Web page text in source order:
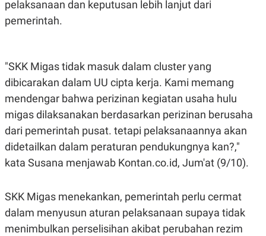
S
T
A
E
O
N
T
A
N
T
V
I
P
S
U
S
K
O
T
P
R
S
pelaksanaan dan keputusan lebih lanjut dari
pemerintah.
"SKK Migas tidak masuk dalam cluster yang
dibicarakan dalam UU cipta kerja. Kami memang
mendengar bahwa perizinan kegiatan usaha hulu
migas dilaksanakan berdasarkan perizinan berusaha
dari pemerintah pusat. tetapi pelaksanaannya akan
didetailkan dalam peraturan pendukungnya kan?,"
kata Susana menjawab Kontan.co.id, Jum'at (9/10).
SKK Migas menekankan, pemerintah perlu cermat
dalam menyusun aturan pelaksanaan supaya tidak
menimbulkan perselisihan akibat perubahan rezim